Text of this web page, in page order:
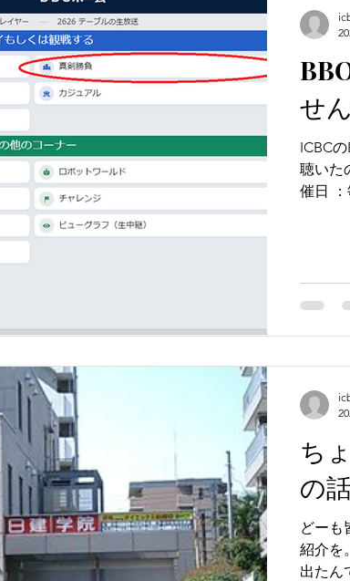
せ
ICBC
聴いた
催日 ：毎週金曜日 開始時間 ：21:15 ボード数 ：8ボード 試合形式
ち
の話
どーも
紹介を
出たん